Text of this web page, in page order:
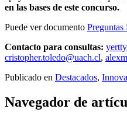
en las bases de este concurso.
Puede ver documento Preguntas
Contacto para consultas:
cristopher.toledo@uach.cl,
Publicado en Destacados,
Navegador de